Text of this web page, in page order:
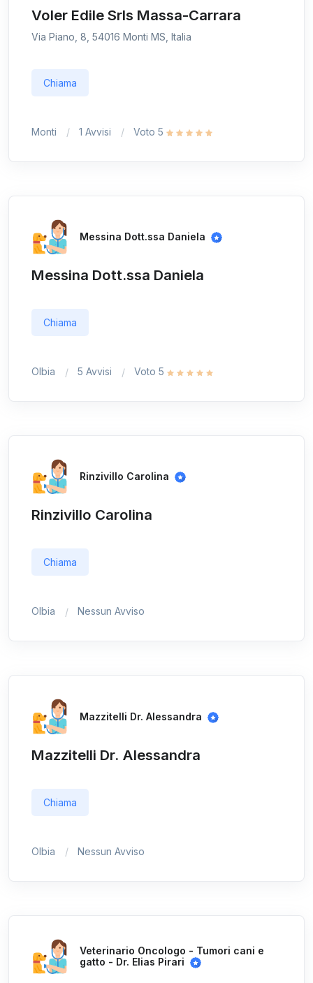
Voler Edile Srls Massa-Carrara
Via Piano, 8, 54016 Monti MS, Italia
Chiama
Monti 1 Avvisi Voto 5
Messina Dott.ssa Daniela
Messina Dott.ssa Daniela
Chiama
Olbia 5 Avvisi Voto 5
Rinzivillo Carolina
Rinzivillo Carolina
Chiama
Olbia Nessun Avviso
Mazzitelli Dr. Alessandra
Mazzitelli Dr. Alessandra
Chiama
Olbia Nessun Avviso
Veterinario Oncologo - Tumori cani e
gatto - Dr. Elias Pirari